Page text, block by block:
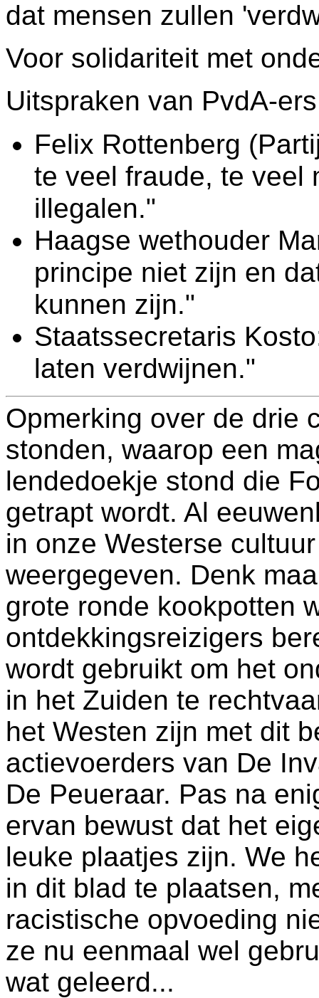
dat mensen zullen
Voor solidariteit met
Uitspraken van PvdA-
Felix Rottenberg
te veel fraude, te veel
illegalen."
Haagse wethouder
principe niet zijn en
kunnen zijn."
Staatssecretaris
laten verdwijnen."
Opmerking over de drie
stonden, waarop een
lendedoekje stond die
getrapt wordt. Al
in onze Westerse
weergegeven. Denk
grote ronde kookpotten
ontdekkingsreizigers
wordt gebruikt om het
in het Zuiden te
het Westen zijn met dit
actievoerders van De
De Peueraar. Pas na
ervan bewust dat het
leuke plaatjes zijn. We
in dit blad te plaatsen,
racistische opvoeding
ze nu eenmaal wel
wat geleerd...